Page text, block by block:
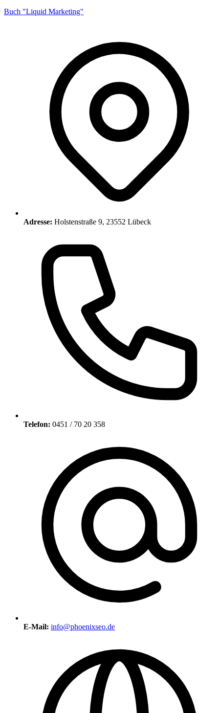
Buch "Liquid Marketing"
Adresse: Holstenstraße 9, 23552 Lübeck
Telefon: 0451 / 70 20 358
E-Mail: info@phoenixseo.de